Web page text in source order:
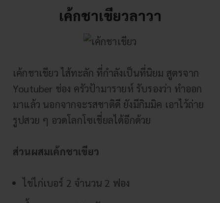
เค้กชาเขียวลาวา
เค้กชาเขียว ไส้ทะลัก ที่กำลังเป็นที่นิยม สูตรจาก
Youtuber ช่อง ครัวป้ามารายห์ รับรองว่า ทำออก
มาแล้ว นอกจากจะรสชาติดี ยังมีกิมมิค เอาไว้ถ่าย
รูปสวย ๆ อวดโลกโซเชี่ยลได้อีกด้วย
ส่วนผสมเค้กชาเขียว
ไข่ไก่เบอร์ 2 จำนวน 2 ฟอง